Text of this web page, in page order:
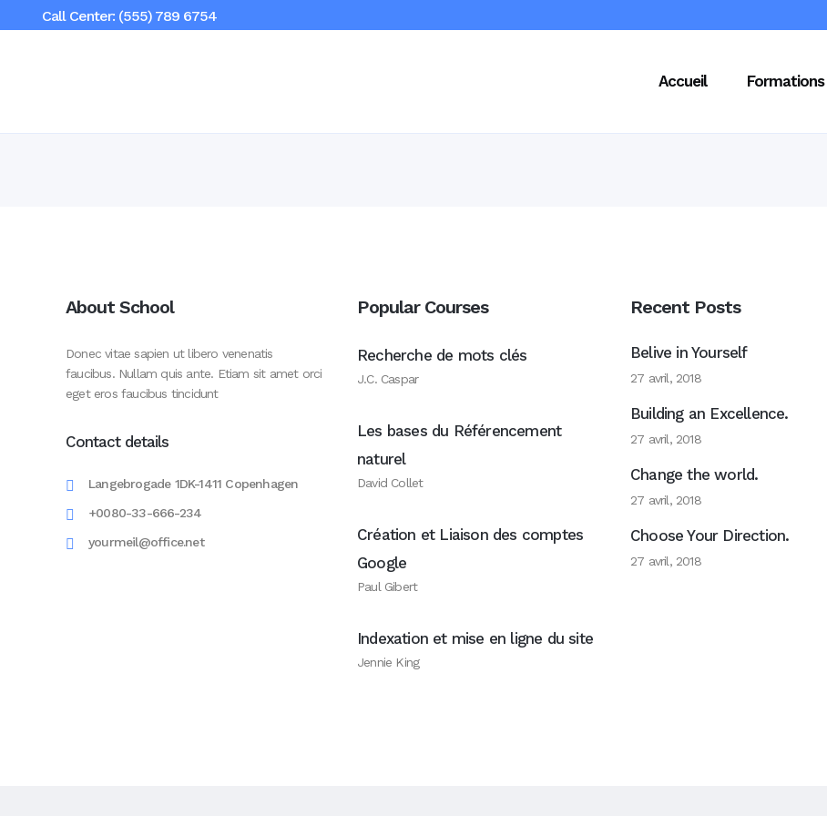
Call Center: (555) 789 6754
Accueil Formations
About School
Donec vitae sapien ut libero venenatis
faucibus. Nullam quis ante. Etiam sit amet orci
eget eros faucibus tincidunt
Contact details
Langebrogade 1DK-1411 Copenhagen
+0080-33-666-234
yourmeil@office.net
Popular Courses
Recherche de mots clés
J.C. Caspar
Les bases du Référencement
naturel
David Collet
Création et Liaison des comptes
Google
Paul Gibert
Indexation et mise en ligne du site
Jennie King
Recent Posts
Belive in Yourself
27 avril, 2018
Building an Excellence.
27 avril, 2018
Change the world.
27 avril, 2018
Choose Your Direction.
27 avril, 2018